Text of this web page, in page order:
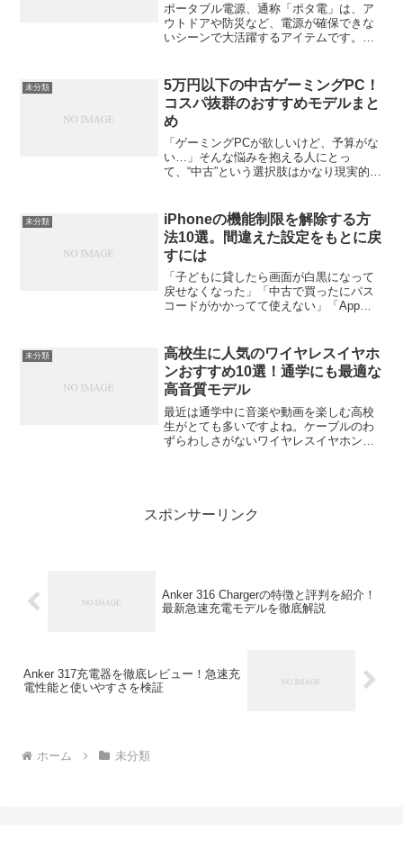
ポータブル電源、通称「ポタ電」は、ア
ウトドアや防災など、電源が確保できな
いシーンで大活躍するアイテムです。特
い信頼性を兼ね備えています。今回は
「Ankerポタ電の...
未分類
5万円以下の中古ゲーミングPC！
コスパ抜群のおすすめモデルまと
め
「ゲーミングPCが欲しいけど、予算がな
い…」そんな悩みを抱える人にとっ
て、“中古”という選択肢はかなり現実的で
「しっかり遊べる」モデルが存在しま
す。この記事では、5...
未分類
iPhoneの機能制限を解除する方
法10選。間違えた設定をもとに戻
すには
「子どもに貸したら画面が白黒になって
戻せなくなった」「中古で買ったにパス
コードがかかってて使えない」「App
これ、ほとんどの場合「機能制限（スク
リーンタイム）」...
未分類
高校生に人気のワイヤレスイヤホ
ンおすすめ10選！通学にも最適な
高音質モデル
最近は通学中に音楽や動画を楽しむ高校
生がとても多いですよね。ケーブルのわ
ずらわしさがないワイヤレスイヤホン
スポンサーリンク
Anker 316 Chargerの特徴と評判を紹介！
最新急速充電モデルを徹底解説
Anker 317充電器を徹底レビュー！急速充
電性能と使いやすさを検証
ホーム 未分類